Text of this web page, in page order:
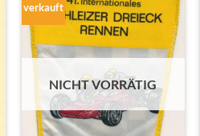
verkauft
NICHT VORRÄTIG